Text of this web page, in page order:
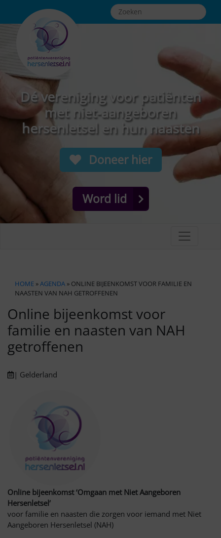
Dé vereniging voor patiënten
met niet-aangeboren
hersenletsel en hun naasten
Doneer hier
Word lid
HOME »AGENDA » ONLINE BIJEENKOMST VOOR FAMILIE EN
NAASTEN VAN NAH GETROFFENEN
Online bijeenkomst voor
familie en naasten van NAH
getroffenen
| Gelderland
Online bijeenkomst ‘Omgaan met Niet Aangeboren
Hersenletsel’
voor familie en naasten die zorgen voor iemand met Niet
Aangeboren Hersenletsel (NAH)